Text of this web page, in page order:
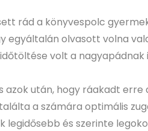
rád a könyvespolc
egyáltalán olvasott volna
volt a nagyapádnak
azok után, hogy ráakadt
a számára optimális
legidősebb és szerinte